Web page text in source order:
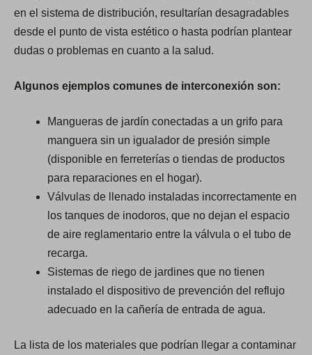
en el sistema de distribución, resultarían desagradables
desde el punto de vista estético o hasta podrían plantear
dudas o problemas en cuanto a la salud.
Algunos ejemplos comunes de interconexión son:
Mangueras de jardín conectadas a un grifo para
manguera sin un igualador de presión simple
(disponible en ferreterías o tiendas de productos
para reparaciones en el hogar).
Válvulas de llenado instaladas incorrectamente en
los tanques de inodoros, que no dejan el espacio
de aire reglamentario entre la válvula o el tubo de
recarga.
Sistemas de riego de jardines que no tienen
instalado el dispositivo de prevención del reflujo
adecuado en la cañería de entrada de agua.
La lista de los materiales que podrían llegar a contaminar